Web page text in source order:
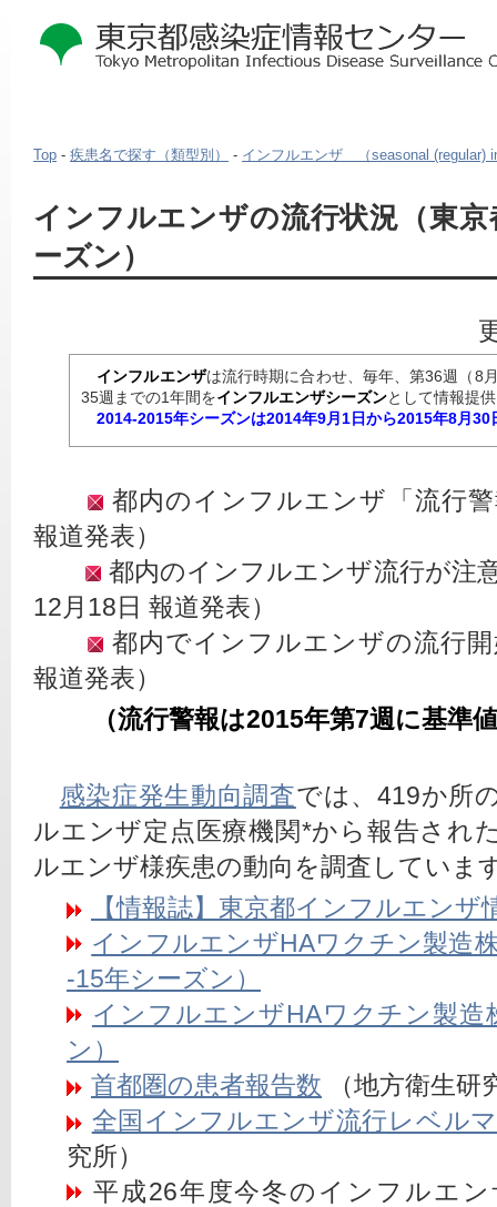
Top - 疾患名で探す（類型別） - インフルエンザ （seasonal (regular)
本
文
こ
インフルエンザの流行状況（東
ーズン）
インフルエンザは流行時期に合わせ、毎年、第36週（8
35週までの1年間をインフルエンザシーズンとして情報提
2014-2015年シーズンは2014年9月1日から2015年8月30
都内のインフルエンザ「流行
報道発表）
都内のインフルエンザ流行が注
12月18日 報道発表）
都内でインフルエンザの流行
報道発表）
（流行警報は2015年第7週に基準
感染症発生動向調査では、419か所
ルエンザ定点医療機関*から報告され
ルエンザ様疾患の動向を調査していま
【情報誌】 東京都インフルエンザ
インフルエンザHAワクチン製造
-15年シーズン）
インフルエンザHAワクチン製造
ン）
首都圏の患者報告数 （地方衛生研
全国インフルエンザ流行レベル
究所）
平成26年度今冬のインフルエ